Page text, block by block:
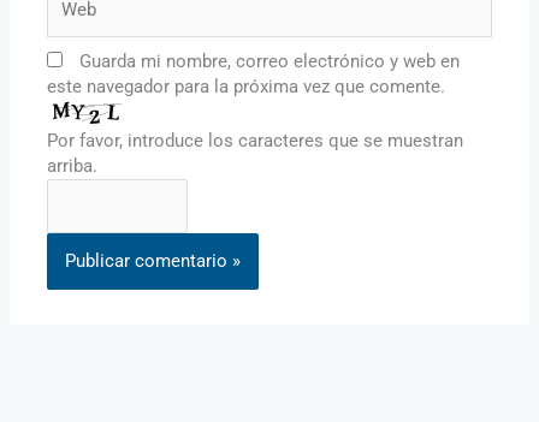
Guarda mi nombre, correo electrónico y web en
este navegador para la próxima vez que comente.
Por favor, introduce los caracteres que se muestran
arriba.